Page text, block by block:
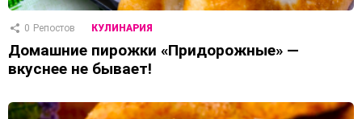
0 Репостов КУЛИНАРИЯ
Домашние пирожки «Придорожные» —
вкуснее не бывает!